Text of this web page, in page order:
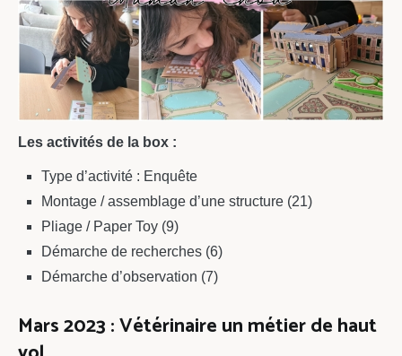
Les activités de la box :
Type d’activité : Enquête
Montage / assemblage d’une structure (21)
Pliage / Paper Toy (9)
Démarche de recherches (6)
Démarche d’observation (7)
Mars 2023 : Vétérinaire un métier de haut